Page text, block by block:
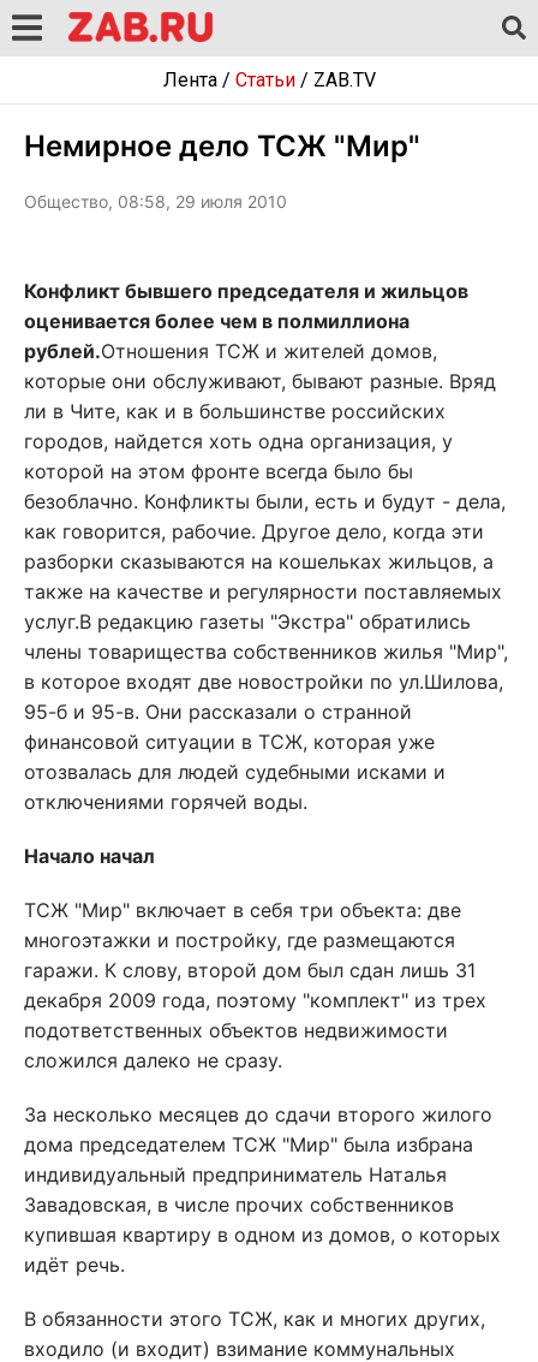
Лента/ Статьи/ ZAB.TV
Немирное дело ТСЖ "Мир"
Общество, 08:58, 29 июля 2010
Конфликт бывшего председателя и жильцов
оценивается более чем в полмиллиона
рублей.Отношения ТСЖ и жителей домов,
которые они обслуживают, бывают разные. Вряд
ли в Чите, как и в большинстве российских
городов, найдется хоть одна организация, у
которой на этом фронте всегда было бы
безоблачно. Конфликты были, есть и будут - дела,
как говорится, рабочие. Другое дело, когда эти
разборки сказываются на кошельках жильцов, а
также на качестве и регулярности поставляемых
услуг.В редакцию газеты "Экстра" обратились
члены товарищества собственников жилья "Мир",
в которое входят две новостройки по ул.Шилова,
95-б и 95-в. Они рассказали о странной
финансовой ситуации в ТСЖ, которая уже
отозвалась для людей судебными исками и
отключениями горячей воды.
Начало начал
ТСЖ "Мир" включает в себя три объекта: две
многоэтажки и постройку, где размещаются
гаражи. К слову, второй дом был сдан лишь 31
декабря 2009 года, поэтому "комплект" из трех
подответственных объектов недвижимости
сложился далеко не сразу.
За несколько месяцев до сдачи второго жилого
дома председателем ТСЖ "Мир" была избрана
индивидуальный предприниматель Наталья
Завадовская, в числе прочих собственников
купившая квартиру в одном из домов, о которых
идёт речь.
В обязанности этого ТСЖ, как и многих других,
входило (и входит) взимание коммунальных